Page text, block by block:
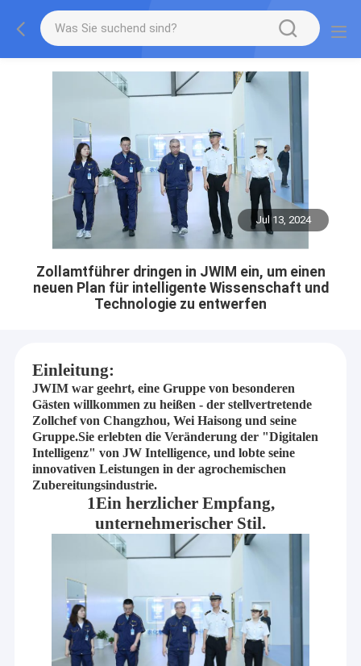
Jul 13, 2024
Zollamtführer dringen in JWIM ein, um einen
neuen Plan für intelligente Wissenschaft und
Technologie zu entwerfen
Einleitung:
JWIM war geehrt, eine Gruppe von besonderen
Gästen willkommen zu heißen - der stellvertretende
Zollchef von Changzhou, Wei Haisong und seine
Gruppe.Sie erlebten die Veränderung der "Digitalen
Intelligenz" von JW Intelligence, und lobte seine
innovativen Leistungen in der agrochemischen
Zubereitungsindustrie.
1Ein herzlicher Empfang,
unternehmerischer Stil.